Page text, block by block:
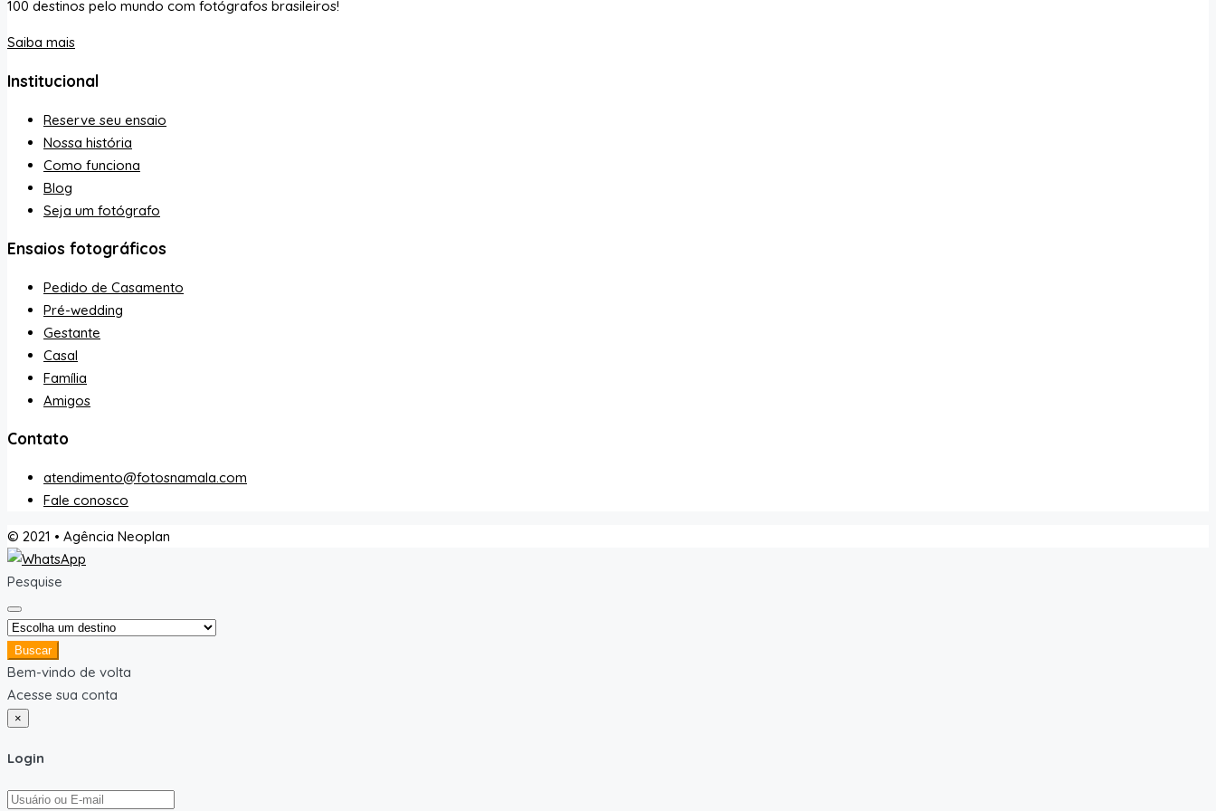
100 destinos pelo mundo com fotógrafos brasileiros!
Saiba mais
Institucional
Reserve seu ensaio
Nossa história
Como funciona
Blog
Seja um fotógrafo
Ensaios fotográficos
Pedido de Casamento
Pré-wedding
Gestante
Casal
Família
Amigos
Contato
atendimento@fotosnamala.com
Fale conosco
© 2021 • Agência Neoplan
Pesquise
Buscar
Bem-vindo de volta
Acesse sua conta
×
Login